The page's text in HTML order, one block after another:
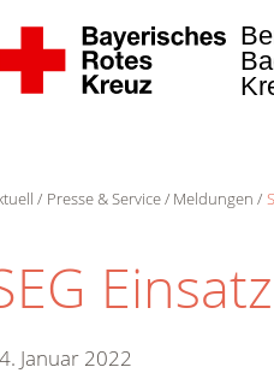
Presse & Service Meldungen
Januar 2022